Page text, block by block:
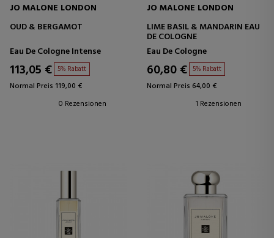
JO MALONE LONDON
OUD & BERGAMOT
Eau De Cologne Intense
113,05 € 5% Rabatt
Normal Preis 119,00 €
0 Rezensionen
JO MALONE LONDON
LIME BASIL & MANDARIN EAU
DE COLOGNE
Eau De Cologne
60,80 € 5% Rabatt
Normal Preis 64,00 €
1 Rezensionen